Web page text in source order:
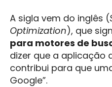
A sigla vem do inglês (
Optimization), que
para motores de
dizer que a aplicação
contribui para que
Google”.